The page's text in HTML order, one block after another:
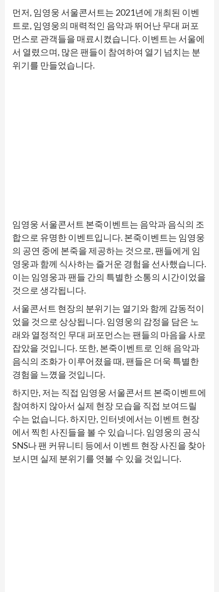
먼저, 임영웅 서울콘서트는 2021년에 개최된 이벤
트로, 임영웅의 매력적인 음악과 뛰어난 무대 퍼포
먼스로 관객들을 매료시켰습니다. 이벤트는 서울에
서 열렸으며, 많은 팬들이 참여하여 열기 넘치는 분
위기를 만들었습니다.
임영웅 서울콘서트 본죽이벤트는 음악과 음식의 조
합으로 유명한 이벤트입니다. 본죽이벤트는 임영웅
의 공연 중에 본죽을 제공하는 것으로, 팬들에게 임
영웅과 함께 식사하는 즐거운 경험을 선사했습니다.
이는 임영웅과 팬들 간의 특별한 소통의 시간이었을
것으로 생각됩니다.
서울콘서트 현장의 분위기는 열기와 함께 감동적이
었을 것으로 상상됩니다. 임영웅의 감정을 담은 노
래와 열정적인 무대 퍼포먼스는 팬들의 마음을 사로
잡았을 것입니다. 또한, 본죽이벤트로 인해 음악과
음식의 조화가 이루어졌을 때, 팬들은 더욱 특별한
경험을 느꼈을 것입니다.
하지만, 저는 직접 임영웅 서울콘서트 본죽이벤트에
참여하지 않아서 실제 현장 모습을 직접 보여드릴
수는 없습니다. 하지만, 인터넷에서는 이벤트 현장
에서 찍힌 사진들을 볼 수 있습니다. 임영웅의 공식
SNS나 팬 커뮤니티 등에서 이벤트 현장 사진을 찾아
보시면 실제 분위기를 엿볼 수 있을 것입니다.